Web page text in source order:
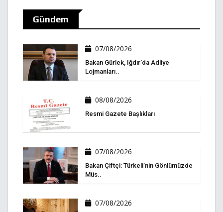
Gündem
07/08/2026
Bakan Gürlek, Iğdır'da Adliye
Lojmanları..
08/08/2026
Resmi Gazete Başlıkları
07/08/2026
Bakan Çiftçi: Türkeli’nin Gönlümüzde
Müs..
07/08/2026